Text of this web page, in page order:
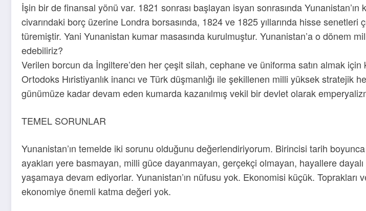
İşin bir de finansal yönü var. 1821 sonrası başlayan isyan sonrasında
civarındaki borç üzerine Londra borsasında, 1824 ve 1825 yıllarında hisse senetleri
türemiştir. Yani Yunanistan kumar masasında kurulmuştur. Yunanistan’a o dönem
edebiliriz?
Verilen borcun da İngiltere’den her çeşit silah, cephane ve üniforma satın almak için
Ortodoks Hıristiyanlık inancı ve Türk düşmanlığı ile şekillenen milli yüksek
günümüze kadar devam eden kumarda kazanılmış vekil bir devlet olarak
TEMEL SORUNLAR
Yunanistan’ın temelde iki sorunu olduğunu değerlendiriyorum. Birincisi tarih
ayakları yere basmayan, milli güce dayanmayan, gerçekçi olmayan, hayallere
yaşamaya devam ediyorlar. Yunanistan’ın nüfusu yok. Ekonomisi küçük.
ekonomiye önemli katma değeri yok.